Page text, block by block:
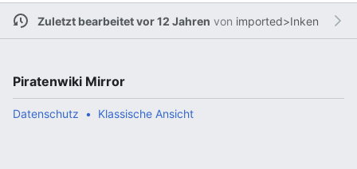
Zuletzt bearbeitet vor 12 Jahren von imported>Inken
Piratenwiki Mirror
Datenschutz Klassische Ansicht